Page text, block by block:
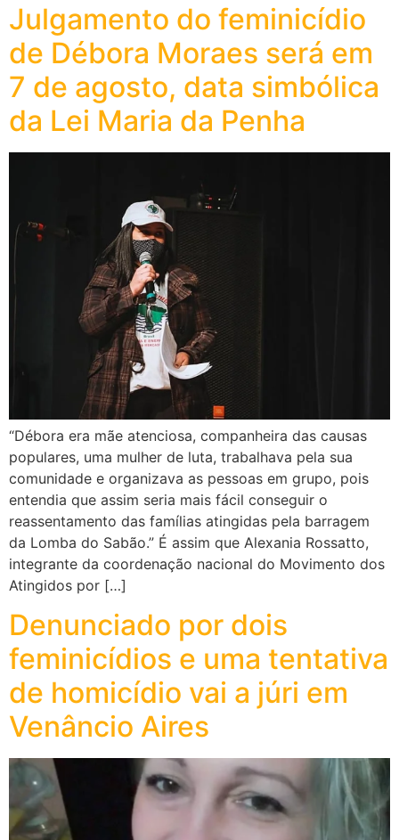
Julgamento do feminicídio
de Débora Moraes será em
7 de agosto, data simbólica
da Lei Maria da Penha
“Débora era mãe atenciosa, companheira das causas
populares, uma mulher de luta, trabalhava pela sua
comunidade e organizava as pessoas em grupo, pois
entendia que assim seria mais fácil conseguir o
reassentamento das famílias atingidas pela barragem
da Lomba do Sabão.” É assim que Alexania Rossatto,
integrante da coordenação nacional do Movimento dos
Atingidos por […]
Denunciado por dois
feminicídios e uma tentativa
de homicídio vai a júri em
Venâncio Aires